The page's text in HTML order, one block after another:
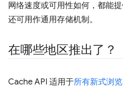
网络速度或可用性如何，都能
还可用作通用存储机制。
在哪些地区推出了？
Cache API 适用于所有新式浏